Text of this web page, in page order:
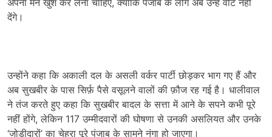
अपना मन खुश कर लेना चाहिए, क्योंकि पंजाब के लोग अब उन्हें वोट नहीं
देंगे।
उन्होंने कहा कि अकाली दल के असली वर्कर पार्टी छोड़कर भाग गए हैं और
अब सुखबीर के पास सिर्फ़ पैसे वसूलने वालों की फ़ौज रह गई है। धालीवाल
ने तंज करते हुए कहा कि सुखबीर बादल के सत्ता में आने के सपने कभी पूरे
नहीं होंगे, लेकिन 117 उम्मीदवारों की घोषणा से उनकी असलियत और उनके
‘जोड़ीदारों’ का चेहरा पूरे पंजाब के सामने नंगा हो जाएगा।